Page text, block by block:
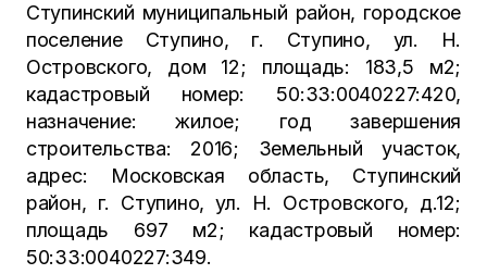
Ступинский муниципальный район, городское
поселение Ступино, г. Ступино, ул. Н.
Островского, дом 12; площадь: 183,5 м2;
кадастровый номер: 50:33:0040227:420,
назначение: жилое; год завершения
строительства: 2016; Земельный участок,
адрес: Московская область, Ступинский
район, г. Ступино, ул. Н. Островского, д.12;
площадь 697 м2; кадастровый номер:
50:33:0040227:349.